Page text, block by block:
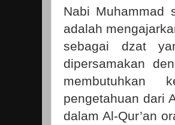
Nabi Muhammad
adalah
sebagai dzat
dipersamakan
membutuhkan
pengetahuan dari
dalam Al-Qur’an